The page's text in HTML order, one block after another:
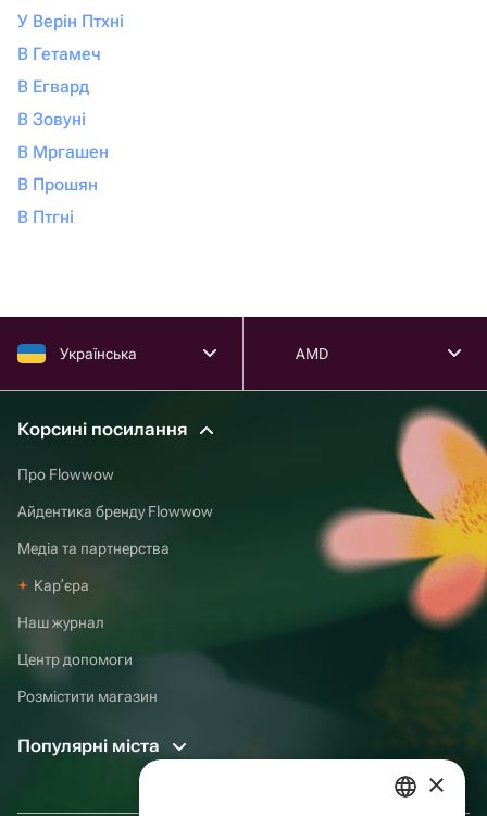
У Верін Птхні
В Гетамеч
В Егвард
В Зовуні
В Мргашен
В Прошян
В Птгні
Українська AMD
Корсині посилання
Про Flowwow
Айдентика бренду Flowwow
Медіа та партнерства
Карʼєра
Наш журнал
Центр допомоги
Розмістити магазин
Популярні міста
×